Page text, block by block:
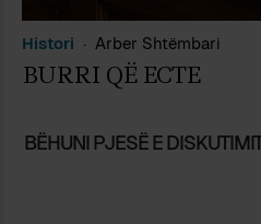
Histori Arber Shtëmbari
BURRI QË ECTE
BËHUNI PJESË E